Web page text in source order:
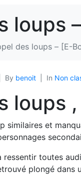
loups
des loups – [E-
By benoit In Non
loups
similaires et
ressentir toutes
plongé dans